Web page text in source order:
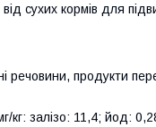
сухих кормів для
речовини, продукти
кг: залізо: 11,4; йод: